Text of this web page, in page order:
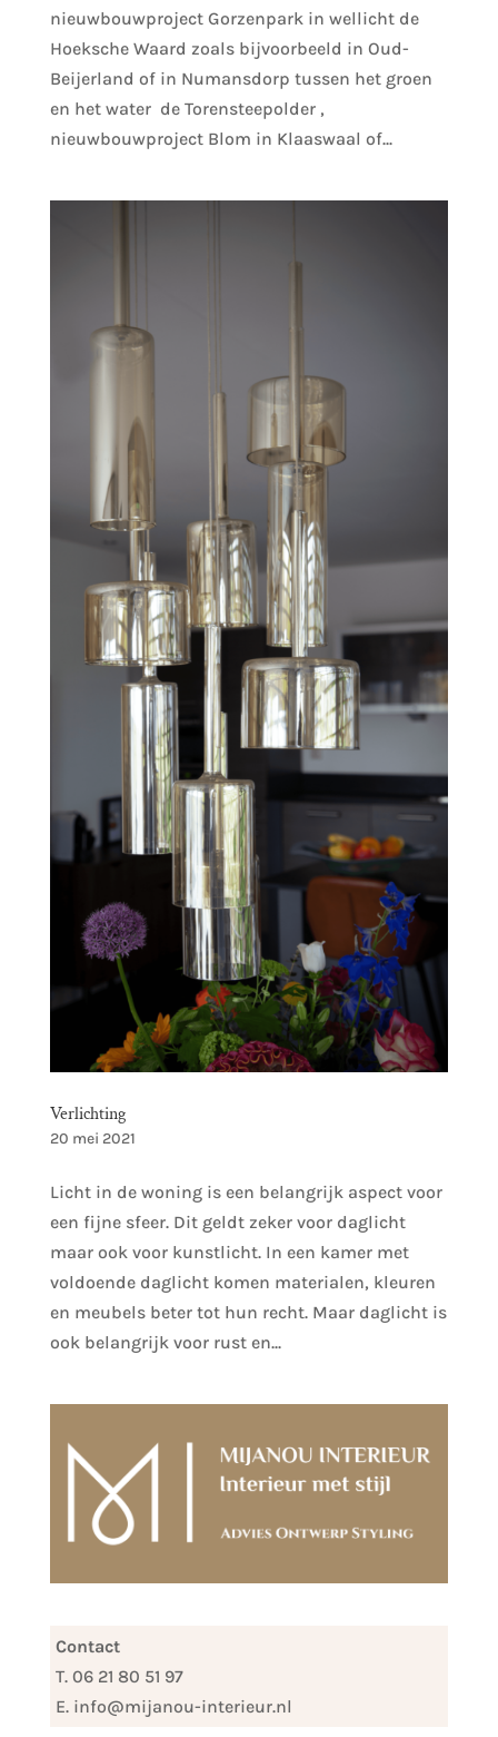
nieuwbouwproject Gorzenpark in wellicht de
Hoeksche Waard zoals bijvoorbeeld in Oud-
Beijerland of in Numansdorp tussen het groen
en het water de Torensteepolder ,
nieuwbouwproject Blom in Klaaswaal of...
Verlichting
20 mei 2021
Licht in de woning is een belangrijk aspect voor
een fijne sfeer. Dit geldt zeker voor daglicht
maar ook voor kunstlicht. In een kamer met
voldoende daglicht komen materialen, kleuren
en meubels beter tot hun recht. Maar daglicht is
ook belangrijk voor rust en...
Contact
T. 06 21 80 51 97
E. info@mijanou-interieur.nl